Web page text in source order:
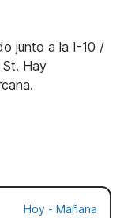
junto a la I-10 /
Hay
Hoy - Mañana